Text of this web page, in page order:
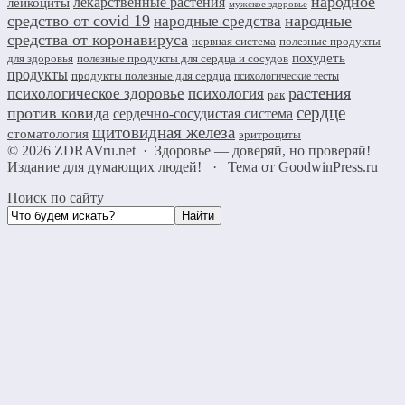
мужское здоровье
средство от covid 19 народные средства народные
средства от коронавируса нервная система полезные продукты
для здоровья полезные продукты для сердца и сосудов похудеть
продукты продукты полезные для сердца психологические тесты
психологическое здоровье психология рак растения
против ковида сердечно-сосудистая система сердце
стоматология щитовидная железа эритроциты
© 2026 ZDRAVru.net · Здоровье — доверяй, но проверяй!
Издание для думающих людей!
· Тема от GoodwinPress.ru
Поиск по сайту